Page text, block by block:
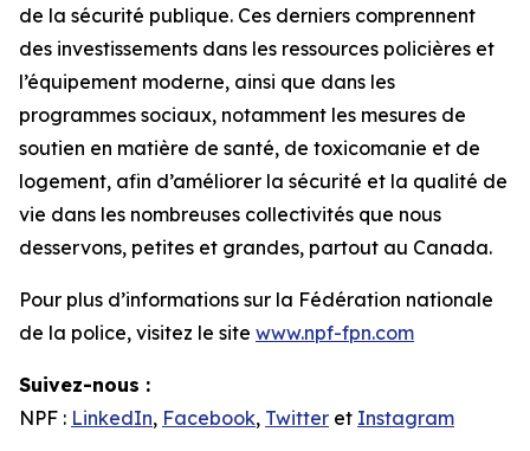
de la sécurité publique. Ces derniers comprennent
des investissements dans les ressources policières et
l’équipement moderne, ainsi que dans les
programmes sociaux, notamment les mesures de
soutien en matière de santé, de toxicomanie et de
logement, afin d’améliorer la sécurité et la qualité de
vie dans les nombreuses collectivités que nous
desservons, petites et grandes, partout au Canada.
Pour plus d’informations sur la Fédération nationale
de la police, visitez le site www.npf-fpn.com
Suivez-nous :
NPF : LinkedIn, Facebook, Twitter et Instagram